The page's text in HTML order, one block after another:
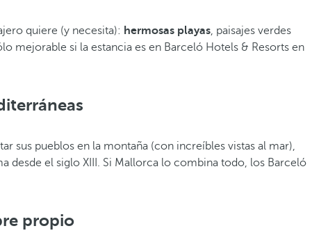
quiere (y necesita): hermosas playas, paisajes verdes
mejorable si la estancia es en Barceló Hotels & Resorts en
sus pueblos en la montaña (con increíbles vistas al mar),
desde el siglo XIII. Si Mallorca lo combina todo, los Barceló
propio